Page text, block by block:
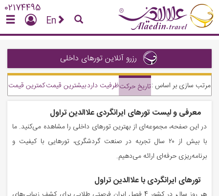
02174495
En
رزرو آنلاین تورهای داخلی
مرتب سازی بر اساس :تاریخ حرکتظرفیت داردبیشترین قیمتکمترین قیمت
معرفی و لیست تورهای ایرانگردی علاالدین تراول
در این صفحه، مجموعه‌ای از بهترین تورهای داخلی را مشاهده می‌کنید. ما
با بیش از ۲۰ سال تجربه در صنعت گردشگری، تورهایی با کیفیت و
برنامه‌ریزی حرفه‌ای ارائه می‌دهیم.
تورهای ایرانگردی با علاالدین تراول